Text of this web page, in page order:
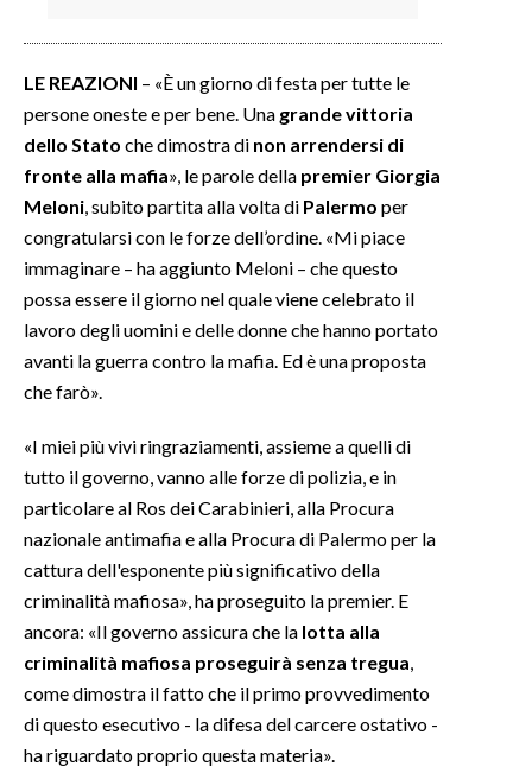
LE REAZIONI – «È un giorno di festa per tutte le
persone oneste e per bene. Una grande vittoria
dello Stato che dimostra di non arrendersi di
fronte alla mafia», le parole della premier Giorgia
Meloni, subito partita alla volta di Palermo per
congratularsi con le forze dell’ordine. «Mi piace
immaginare – ha aggiunto Meloni – che questo
possa essere il giorno nel quale viene celebrato il
lavoro degli uomini e delle donne che hanno portato
avanti la guerra contro la mafia. Ed è una proposta
che farò».
«I miei più vivi ringraziamenti, assieme a quelli di
tutto il governo, vanno alle forze di polizia, e in
particolare al Ros dei Carabinieri, alla Procura
nazionale antimafia e alla Procura di Palermo per la
cattura dell'esponente più significativo della
criminalità mafiosa», ha proseguito la premier. E
ancora: «Il governo assicura che la lotta alla
criminalità mafiosa proseguirà senza tregua,
come dimostra il fatto che il primo provvedimento
di questo esecutivo - la difesa del carcere ostativo -
ha riguardato proprio questa materia».